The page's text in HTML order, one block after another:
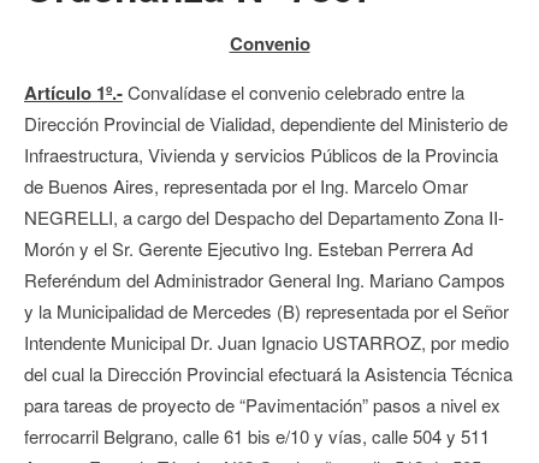
Convenio
Artículo 1º.-Convalídase el convenio celebrado entre la
Dirección Provincial de Vialidad, dependiente del Ministerio de
Infraestructura, Vivienda y servicios Públicos de la Provincia
de Buenos Aires, representada por el Ing. Marcelo Omar
NEGRELLI, a cargo del Despacho del Departamento Zona II-
Morón y el Sr. Gerente Ejecutivo Ing. Esteban Perrera Ad
Referéndum del Administrador General Ing. Mariano Campos
y la Municipalidad de Mercedes (B) representada por el Señor
Intendente Municipal Dr. Juan Ignacio USTARROZ, por medio
del cual la Dirección Provincial efectuará la Asistencia Técnica
para tareas de proyecto de “Pavimentación” pasos a nivel ex
ferrocarril Belgrano, calle 61 bis e/10 y vías, calle 504 y 511